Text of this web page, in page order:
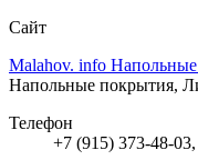
Сайт
Malahov. info
Напольные покрытия,
Телефон
+7 (915) 373-48-